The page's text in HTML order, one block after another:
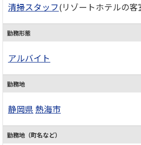
清掃スタッフ(リゾートホテルの客
勤務形態
アルバイト
勤務地
静岡県 熱海市
勤務地（町名など）